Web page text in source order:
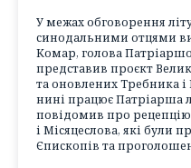
У межах обговорення
синодальними отцями
Комар, голова
представив проєкт
та оновлених Требника
нині працює Патріарша
повідомив про
і Місяцеслова, які були
Єпископів та